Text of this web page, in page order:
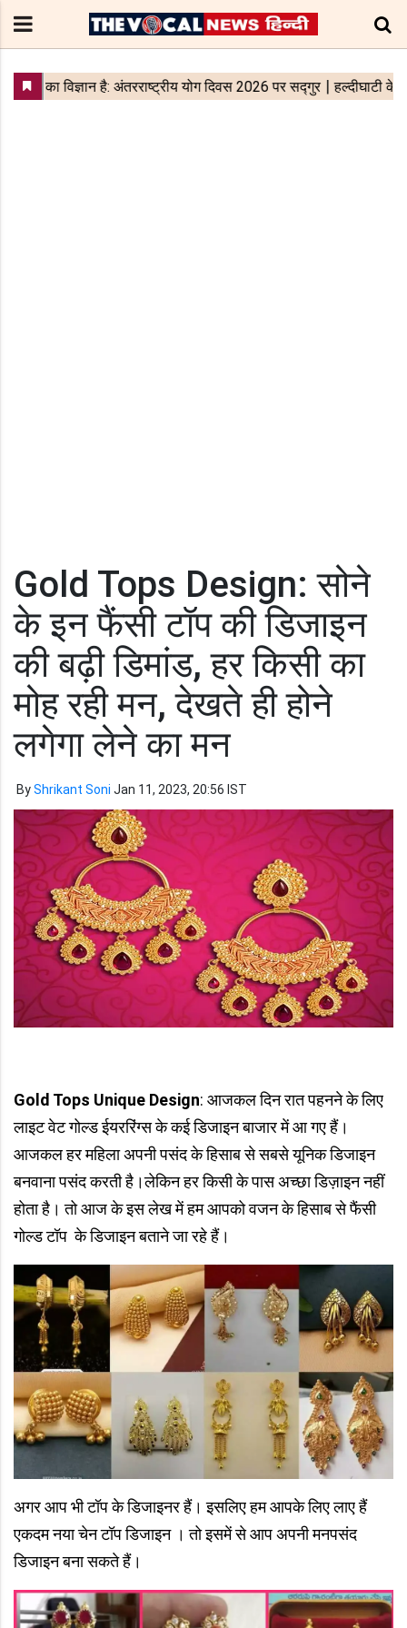
Gold Tops Design: सोने
के इन फैंसी टॉप की डिजाइन
की बढ़ी डिमांड, हर किसी का
मोह रही मन, देखते ही होने
लगेगा लेने का मन
ByShrikant Soni Jan 11, 2023, 20:56 IST
Gold Tops Unique Design: आजकल दिन रात पहनने के लिए
लाइट वेट गोल्ड ईयररिंग्स के कई डिजाइन बाजार में आ गए हैं।
आजकल हर महिला अपनी पसंद के हिसाब से सबसे यूनिक डिजाइन
बनवाना पसंद करती है।लेकिन हर किसी के पास अच्छा डिज़ाइन नहीं
होता है। तो आज के इस लेख में हम आपको वजन के हिसाब से फैंसी
गोल्ड टॉप के डिजाइन बताने जा रहे हैं।
अगर आप भी टॉप के डिजाइनर हैं। इसलिए हम आपके लिए लाए हैं
एकदम नया चेन टॉप डिजाइन । तो इसमें से आप अपनी मनपसंद
डिजाइन बना सकते हैं।